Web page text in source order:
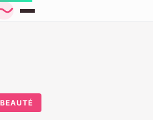
BEAUTÉ